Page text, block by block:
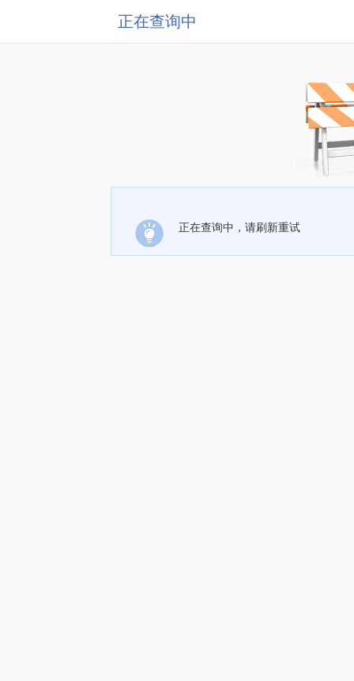
正在查询中
正在查询中，请刷新重试